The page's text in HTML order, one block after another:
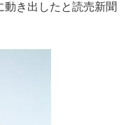
き出したと読売新聞